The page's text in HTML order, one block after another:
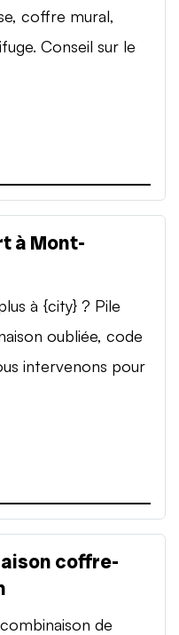
coffre mural,
Conseil sur le
à Mont-
à {city} ? Pile
oubliée, code
intervenons pour
coffre-
de